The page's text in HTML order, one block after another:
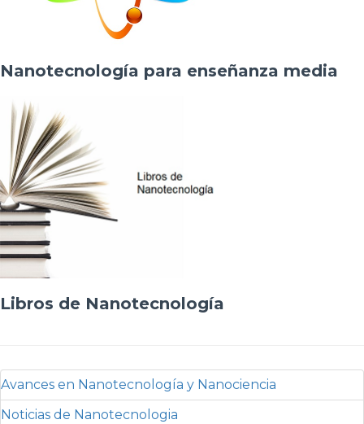
Nanotecnología para enseñanza media
Libros de Nanotecnología
Avances en Nanotecnología y Nanociencia
Noticias de Nanotecnologia